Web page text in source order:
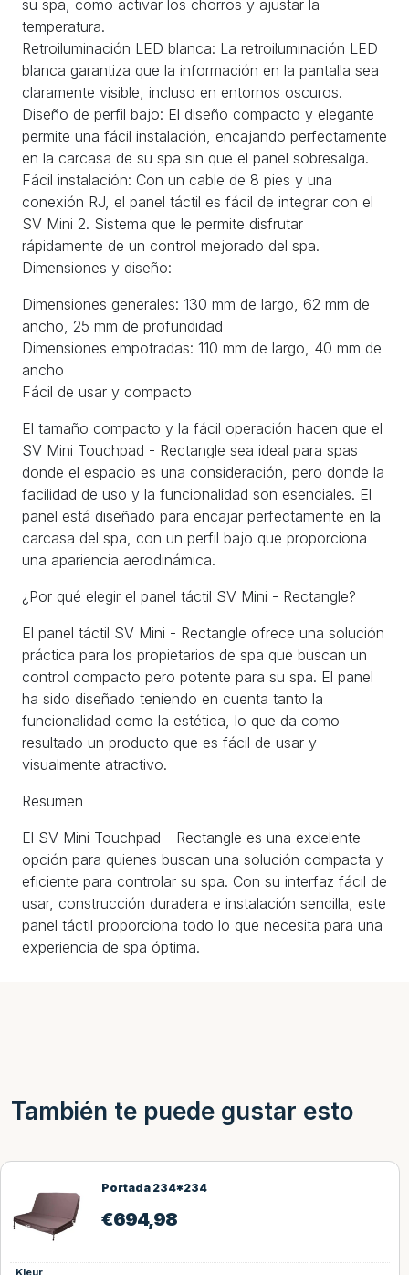
su spa, como activar los chorros y ajustar la
temperatura.
Retroiluminación LED blanca: La retroiluminación LED
blanca garantiza que la información en la pantalla sea
claramente visible, incluso en entornos oscuros.
Diseño de perfil bajo: El diseño compacto y elegante
permite una fácil instalación, encajando perfectamente
en la carcasa de su spa sin que el panel sobresalga.
Fácil instalación: Con un cable de 8 pies y una
conexión RJ, el panel táctil es fácil de integrar con el
SV Mini 2. Sistema que le permite disfrutar
rápidamente de un control mejorado del spa.
Dimensiones y diseño:
Dimensiones generales: 130 mm de largo, 62 mm de
ancho, 25 mm de profundidad
Dimensiones empotradas: 110 mm de largo, 40 mm de
ancho
Fácil de usar y compacto
El tamaño compacto y la fácil operación hacen que el
SV Mini Touchpad - Rectangle sea ideal para spas
donde el espacio es una consideración, pero donde la
facilidad de uso y la funcionalidad son esenciales. El
panel está diseñado para encajar perfectamente en la
carcasa del spa, con un perfil bajo que proporciona
una apariencia aerodinámica.
¿Por qué elegir el panel táctil SV Mini - Rectangle?
El panel táctil SV Mini - Rectangle ofrece una solución
práctica para los propietarios de spa que buscan un
control compacto pero potente para su spa. El panel
ha sido diseñado teniendo en cuenta tanto la
funcionalidad como la estética, lo que da como
resultado un producto que es fácil de usar y
visualmente atractivo.
Resumen
El SV Mini Touchpad - Rectangle es una excelente
opción para quienes buscan una solución compacta y
eficiente para controlar su spa. Con su interfaz fácil de
usar, construcción duradera e instalación sencilla, este
panel táctil proporciona todo lo que necesita para una
experiencia de spa óptima.
También te puede gustar esto
Portada 231*221
€